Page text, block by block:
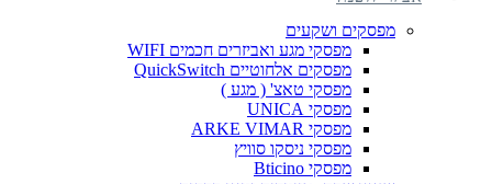
מפסקים ושקעים
מפסקי מגע ואביזרים חכמים WIFI
מפסקים אלחוטיים QuickSwitch
מפסקי טאצ' ( מגע )
מפסקי UNICA
מפסקי ARKE VIMAR
מפסקי ניסקו סוויץ
מפסקי Bticino